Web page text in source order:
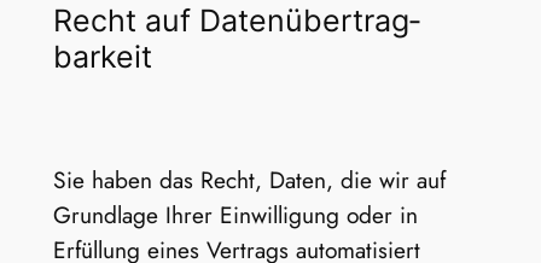
Recht auf Daten­übertrag­
barkeit
Sie haben das Recht, Daten, die wir auf
Grundlage Ihrer Einwilligung oder in
Erfüllung eines Vertrags automatisiert